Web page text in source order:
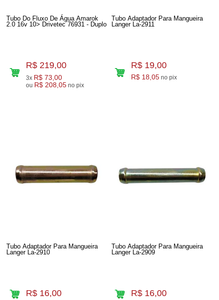
Tubo Do Fluxo De Água Amarok
2.0 16v 10> Drivetec 76931 - Duplo
R$ 219,00
3x R$ 73,00
ou R$ 208,05 no pix
Tubo Adaptador Para Mangueira
Langer La-2911
R$ 19,00
R$ 18,05 no pix
Tubo Adaptador Para Mangueira
Langer La-2910
R$ 16,00
Tubo Adaptador Para Mangueira
Langer La-2909
R$ 16,00